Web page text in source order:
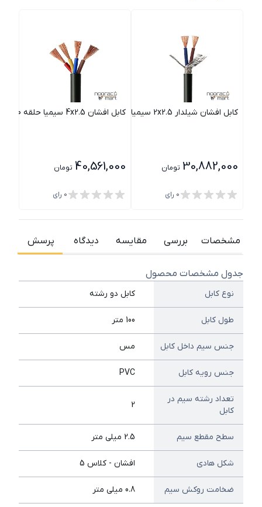
کابل افشان شیلدار 2x2.5 سیمیا حلقه 100متری
30,882,000 تومان
0 رای
کابل افشان 4x2.5 سیمیا حلقه 100متری
40,561,000 تومان
0 رای
مشخصات بررسی مقایسه دیدگاه پرسش
جدول مشخصات محصول
نوع کابل کابل دو رشته
طول کابل 100 متر
جنس سیم داخل کابل مس
جنس رویه کابل PVC
تعداد رشته سیم در
کابل
2
سطح مقطع سیم 2.5 میلی متر
شکل هادی افشان - کلاس 5
ضخامت روکش سیم 0.8 میلی متر